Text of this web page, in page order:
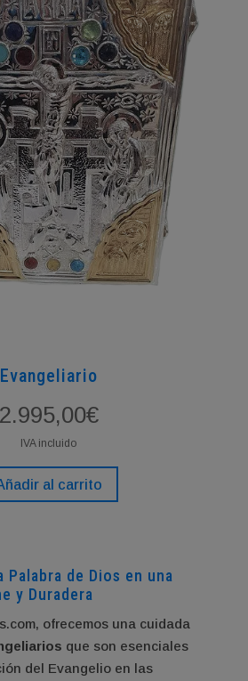
Evangeliario
2.995,00€
IVA incluido
al carrito
Palabra de Dios en una
y Duradera
ofrecemos una cuidada
que son esenciales
del Evangelio en las